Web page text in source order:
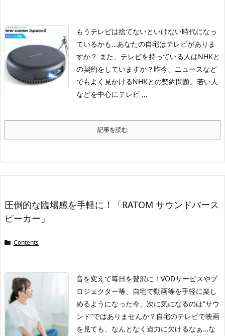
もうテレビは捨てないといけない時代になっ
ているかも…あなたの自宅はテレビがありま
すか？ また、テレビを持っている人はNHKと
の契約をしていますか？昨今、ニュースなど
でもよく見かけるNHKとの契約問題。若い人
などを中心にテレビ ...
記事を読む
圧倒的な臨場感を手軽に！「RATOM サウンドバース
ピーカー」
Contents
音を変えて毎日を贅沢に！ VODサービスやプ
ロジェクター等、自宅で動画等を手軽に楽し
めるようになった今、次に気になるのは”サウ
ンド”ではありませんか？ 自宅のテレビで映画
を見ても、なんとなく迫力に欠けるなぁ…な